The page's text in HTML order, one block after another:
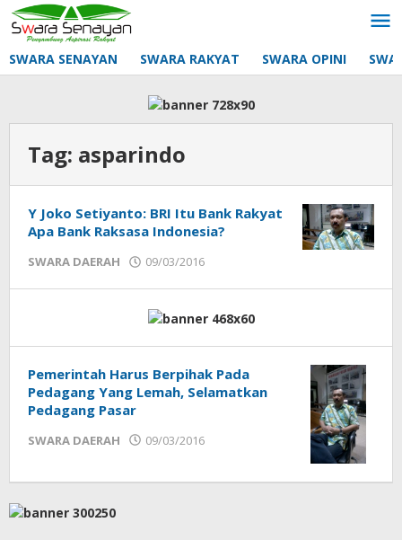
Lewati
ke
konten
SWARA SENAYAN SWARA RAKYAT SWARA OPINI
Tag: asparindo
Y Joko Setiyanto: BRI Itu Bank Rakyat
Apa Bank Raksasa Indonesia?
SWARA DAERAH 09/03/2016
Pemerintah Harus Berpihak Pada
Pedagang Yang Lemah, Selamatkan
Pedagang Pasar
SWARA DAERAH 09/03/2016